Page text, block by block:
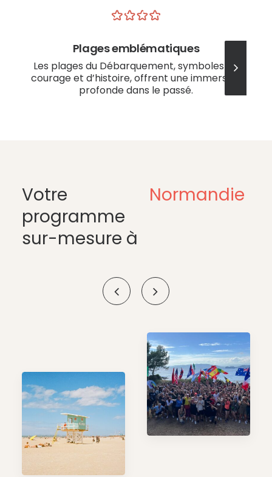
Plages emblématiques
Les plages du Débarquement, symboles de
courage et d’histoire, offrent une immersion
profonde dans le passé.
Votre
programme
sur-mesure à
Normandie